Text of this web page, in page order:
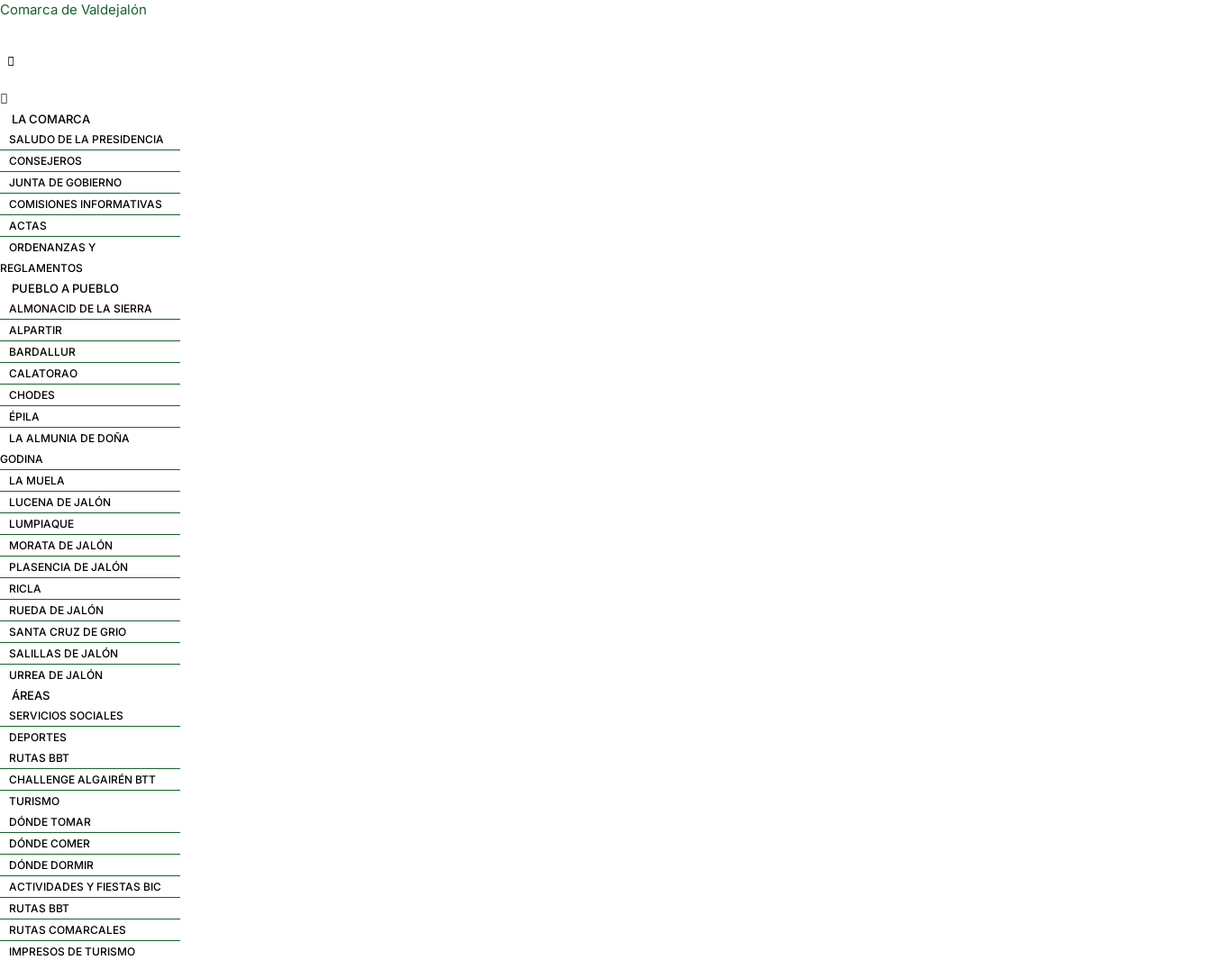
Comarca de Valdejalón
Menú
LA COMARCA
SALUDO DE LA PRESIDENCIA
CONSEJEROS
JUNTA DE GOBIERNO
COMISIONES INFORMATIVAS
ACTAS
ORDENANZAS Y
REGLAMENTOS
PUEBLO A PUEBLO
ALMONACID DE LA SIERRA
ALPARTIR
BARDALLUR
CALATORAO
CHODES
ÉPILA
LA ALMUNIA DE DOÑA
GODINA
LA MUELA
LUCENA DE JALÓN
LUMPIAQUE
MORATA DE JALÓN
PLASENCIA DE JALÓN
RICLA
RUEDA DE JALÓN
SANTA CRUZ DE GRIO
SALILLAS DE JALÓN
URREA DE JALÓN
ÁREAS
SERVICIOS SOCIALES
DEPORTES
RUTAS BBT
CHALLENGE ALGAIRÉN BTT
TURISMO
DÓNDE TOMAR
DÓNDE COMER
DÓNDE DORMIR
ACTIVIDADES Y FIESTAS BIC
RUTAS BBT
RUTAS COMARCALES
IMPRESOS DE TURISMO